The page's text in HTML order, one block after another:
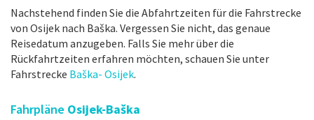
Nachstehend finden Sie die Abfahrtzeiten für die Fahrstrecke
von Osijek nach Baška. Vergessen Sie nicht, das genaue
Reisedatum anzugeben. Falls Sie mehr über die
Rückfahrtzeiten erfahren möchten, schauen Sie unter
Fahrstrecke Baška- Osijek.
Fahrpläne Osijek-Baška